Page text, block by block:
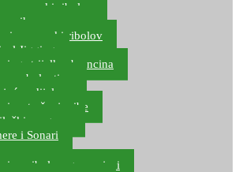
za morski ribolov
prihrana za more
za morski ribolov
Jigging
strijelke, brancina
za bolentino
odijela
za traženje ribe
program
i Sonari
za ribolov, gumenjaci